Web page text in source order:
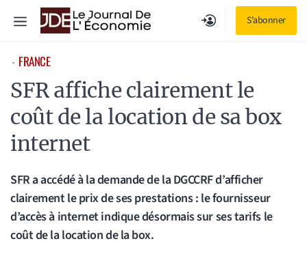
S'abonner
Menu
⋅ FRANCE
SFR affiche clairement le
coût de la location de sa box
internet
SFR a accédé à la demande de la DGCCRF d’afficher
clairement le prix de ses prestations : le fournisseur
d’accès à internet indique désormais sur ses tarifs le
coût de la location de la box.